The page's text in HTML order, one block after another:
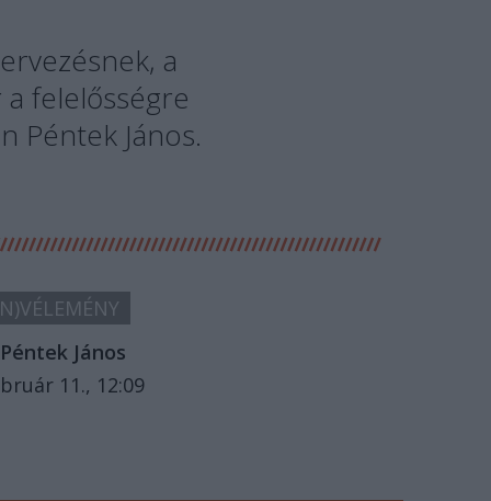
a
a felelősségre
Péntek János.
Péntek János
11., 12:09